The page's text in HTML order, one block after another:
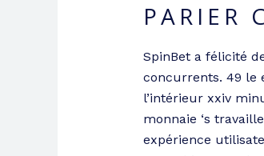
PARIER
SpinBet a félicité
concurrents. 49 le
l’intérieur xxiv
monnaie ‘s
expérience